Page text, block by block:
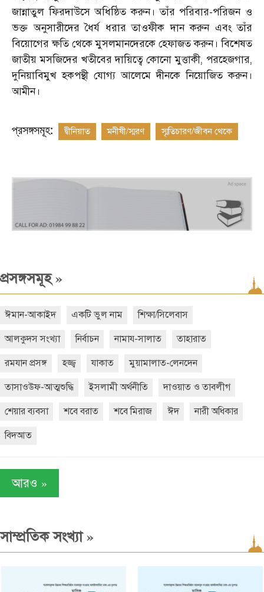
জান্নাতুল ফিরদাউসে অধিষ্ঠিত করুন। তাঁর পরিবার-পরিজন ও
ভক্ত অনুসারীদের ধৈর্য ধরার তাওফীক দান করুন এবং তাঁর
বিয়োগের ক্ষতি থেকে মুসলমানদেরকে হেফাজত করুন। বিশেষত
জাতীয় মসজিদের খতীবের দায়িত্বে কোনো মুত্তাকী,পরহেজগার,
দুনিয়াবিমুখ হকপন্থী যোগ্য আলেমে দীনকে নিয়োজিত করুন।
আমীন।
প্রসঙ্গসমূহ: দ্বীনিয়াত মনীষী/স্মরণ স্মৃতিচারণ/জীবন থেকে
প্রসঙ্গসমূহ»
ঈমান-আকাইদ একটি ভুল নাম শিক্ষা/সিলেবাস
আলকুদস সংখ্যা নির্বাচন নামায-সালাত তাহারাত
রমযান প্রসঙ্গ হজ্জ্ব যাকাত মুয়ামালাত-লেনদেন
তাসাওউফ-আত্মশুদ্ধি ইসলামী অর্থনীতি দাওয়াত ও তাবলীগ
শেয়ার ব্যবসা শবে বরাত শবে মিরাজ ঈদ নারী অধিকার
বিদআত
আরও »
সাম্প্রতিক সংখ্যা»